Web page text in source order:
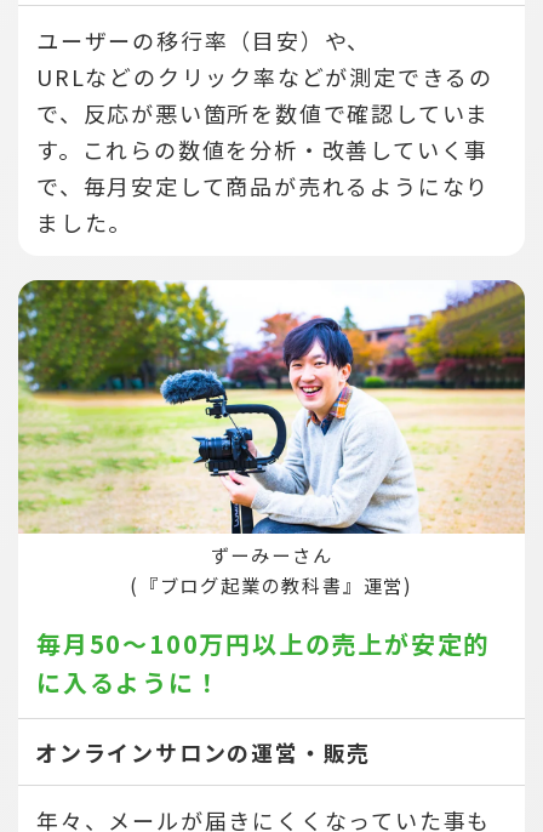
ユーザーの移行率（目安）や、
URLなどのクリック率などが測定できるの
で、反応が悪い箇所を数値で確認していま
す。
これらの数値を分析・改善していく事
で、毎月安定して商品が売れるようになり
ました。
ずーみーさん
(『ブログ起業の教科書』運営)
毎月50～100万円以上の売上が安定的
に入るように！
オンラインサロンの運営・販売
年々、メールが届きにくくなっていた事も